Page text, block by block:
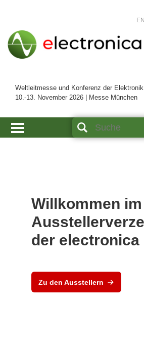
Weltleitmesse und Konferenz der Elektronik
10.-13. November 2026 | Messe München
EN
Willkommen im
der electronica
Zu den Ausstellern